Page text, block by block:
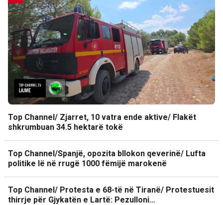
Top Channel/ Zjarret, 10 vatra ende aktive/ Flakët
shkrumbuan 34.5 hektarë tokë
Top Channel/Spanjë, opozita bllokon qeverinë/ Lufta
politike lë në rrugë 1000 fëmijë marokenë
Top Channel/ Protesta e 68-të në Tiranë/ Protestuesit
thirrje për Gjykatën e Lartë: Pezulloni…